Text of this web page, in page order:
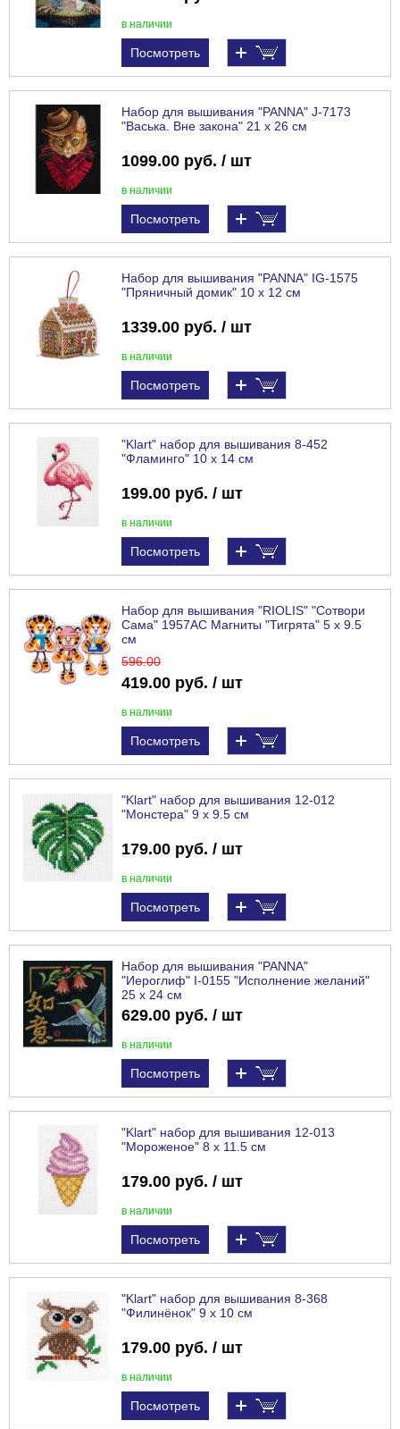
в наличии
Посмотреть
Набор для вышивания "PANNA" J-7173
"Васька. Вне закона" 21 х 26 см
1099.00 руб. / шт
в наличии
Посмотреть
Набор для вышивания "PANNA" IG-1575
"Пряничный домик" 10 х 12 см
1339.00 руб. / шт
в наличии
Посмотреть
"Klart" набор для вышивания 8-452
"Фламинго" 10 х 14 см
199.00 руб. / шт
в наличии
Посмотреть
Набор для вышивания "RIOLIS" "Сотвори
Сама" 1957АС Магниты "Тигрята" 5 х 9.5
см
596.00
419.00 руб. / шт
в наличии
Посмотреть
"Klart" набор для вышивания 12-012
"Монстера" 9 х 9.5 см
179.00 руб. / шт
в наличии
Посмотреть
Набор для вышивания "PANNA"
"Иероглиф" I-0155 "Исполнение желаний"
25 х 24 см
629.00 руб. / шт
в наличии
Посмотреть
"Klart" набор для вышивания 12-013
"Мороженое" 8 х 11.5 см
179.00 руб. / шт
в наличии
Посмотреть
"Klart" набор для вышивания 8-368
"Филинёнок" 9 х 10 см
179.00 руб. / шт
в наличии
Посмотреть